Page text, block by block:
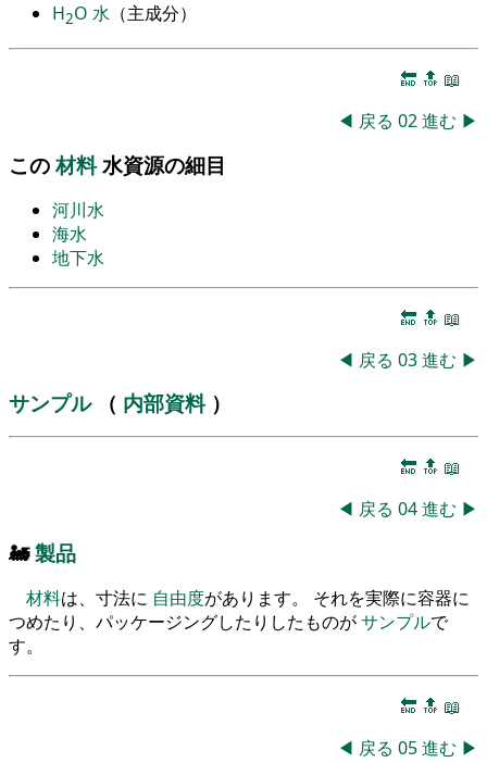
H2O 水 （主成分）
🔚 🔝 📖
◀ 戻る 02進む ▶
この材料水資源の細目
河川水
海水
地下水
🔚 🔝 📖
◀ 戻る 03進む ▶
サンプル （ 内部資料 ）
🔚 🔝 📖
◀ 戻る 04進む ▶
🚂製品
材料は、寸法に 自由度があります。 それを実際に容器に
つめたり、パッケージングしたりしたものがサンプルで
す。
🔚 🔝 📖
◀ 戻る 05進む ▶